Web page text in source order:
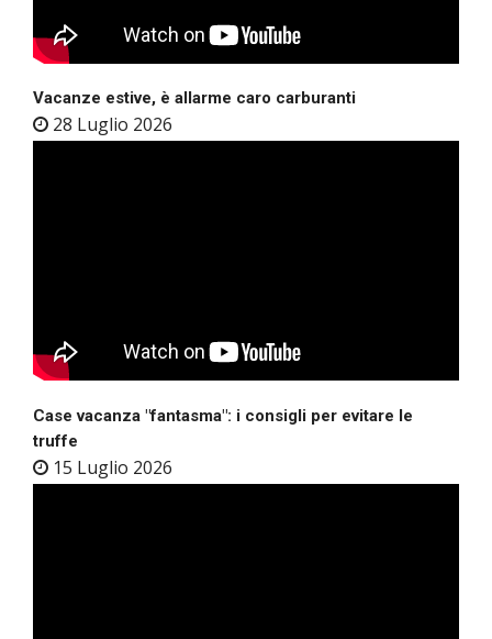
Vacanze estive, è allarme caro carburanti
28 Luglio 2026
Case vacanza "fantasma": i consigli per evitare le
truffe
15 Luglio 2026